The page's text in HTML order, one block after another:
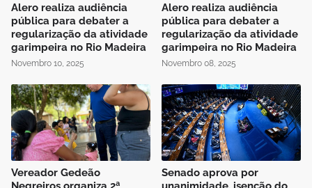
Alero realiza audiência
pública para debater a
regularização da atividade
garimpeira no Rio Madeira
Novembro 10, 2025
Alero realiza audiência
pública para debater a
regularização da atividade
garimpeira no Rio Madeira
Novembro 08, 2025
Vereador Gedeão
Senado aprova por